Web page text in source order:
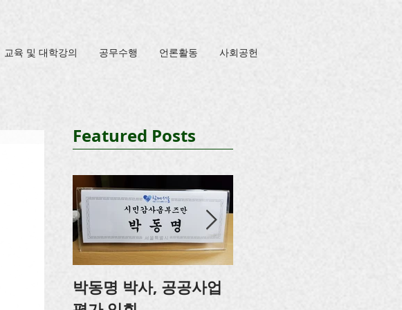
교육 및 대학강의 공무수행 언론활동 사회공헌
Featured Posts
박동명 박사, 공공사업